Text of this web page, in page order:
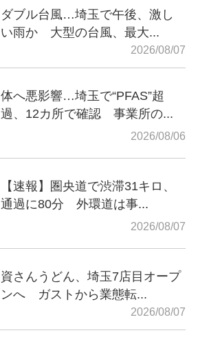
ダブル台風…埼玉で午後、激し
い雨か 大型の台風、最大...
2026/08/07
体へ悪影響…埼玉で“PFAS”超
過、12カ所で確認 事業所の...
2026/08/06
【速報】圏央道で渋滞31キロ、
通過に80分 外環道は事...
2026/08/07
資さんうどん、埼玉7店目オープ
ンへ ガストから業態転...
2026/08/07